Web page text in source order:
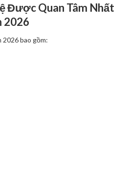
Được Quan Tâm Nhất
2026
bao gồm: